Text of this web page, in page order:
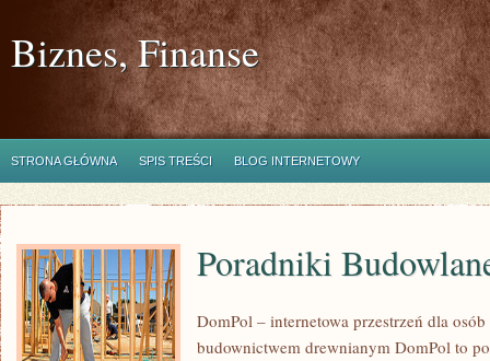
Biznes, Finanse
STRONA GŁÓWNA SPIS TREŚCI BLOG INTERNETOWY
Poradniki
DomPol – internetowa przestrzeń dla
budownictwem drewnianym DomPol to